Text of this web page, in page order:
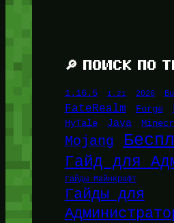
🔎 ПОИСК ПО
1.16.5 1.21 2026
FateRealm Forge
HyTale Java
Mojang
Гайд для
Гайды Майнкрафт
Гайды для